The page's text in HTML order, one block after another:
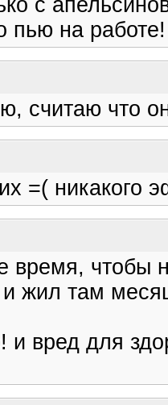
пью на работе!
считаю что
=( никакого
время, чтобы
и жил там
и вред для